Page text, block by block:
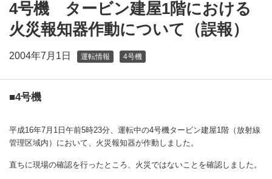
4号機 タービン建屋1階における
火災報知器作動について（誤報）
2004年7月1日 運転情報 4号機
■4号機
平成16年7月1日午前5時23分、運転中の4号機タービン建屋1階（放射線
管理区域内）において、火災報知器が作動しました。
直ちに現場の確認を行ったところ、火災ではないことを確認しました。